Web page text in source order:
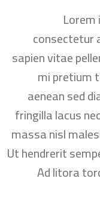
consectetur
sapien vitae
mi pretium
aenean sed
fringilla lacus
massa nisl
Ut hendrerit
Ad litora